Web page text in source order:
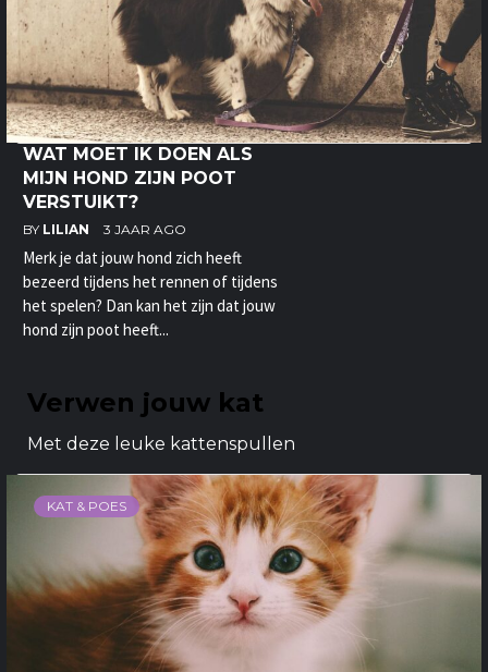
WAT MOET IK DOEN ALS
MIJN HOND ZIJN POOT
VERSTUIKT?
BY LILIAN 3 JAAR AGO
Merk je dat jouw hond zich heeft
bezeerd tijdens het rennen of tijdens
het spelen? Dan kan het zijn dat jouw
hond zijn poot heeft...
Verwen jouw kat
Met deze leuke kattenspullen
KAT & POES